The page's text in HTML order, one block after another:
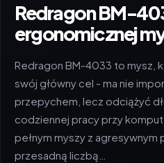
Redragon BM-
ergonomicznej
Redragon BM-4033 to mysz,
swój główny cel - ma nie
przepychem, lecz odciążyć
codziennej pracy przy
pełnym myszy z agresywnym
przesadną liczbą…